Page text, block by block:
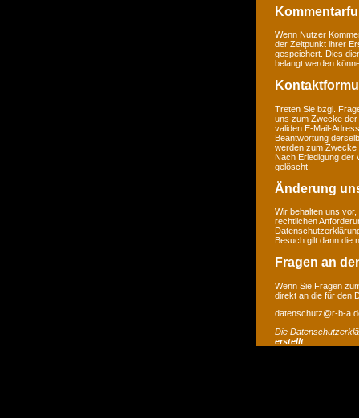
Wenn Nutzer
der Zeitpunkt ihrer
gespeichert. Dies
belangt werden
Treten Sie bzgl.
uns zum Zwecke der
validen E-Mail-
Beantwortung
werden zum Zwecke
Nach Erledigung der
gelöscht.
Änderung
Wir behalten uns
rechtlichen
Besuch gilt dann die
Fragen an
Wenn Sie Fragen
direkt an die für den
datenschutz@r-b-
Die
erstellt